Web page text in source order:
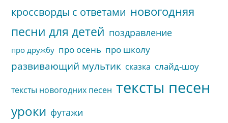
кроссворды с ответами новогодняя
песни для детей поздравление
про дружбу про осень про школу
развивающий мультик сказка слайд-шоу
тексты новогодних песен тексты песен
уроки футажи